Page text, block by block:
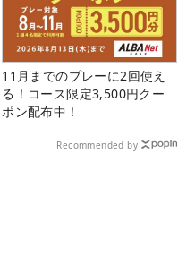
11月までのプレーに2回使え
る！コース限定3,500円クー
ポン配布中！
Recommended by